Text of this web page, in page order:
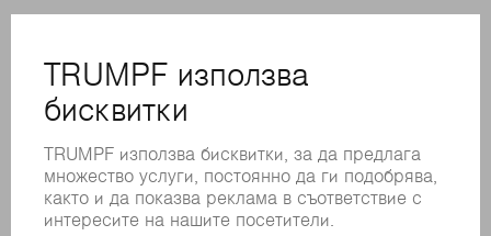
ОНЛАЙН УСЛУГИ
КОНТАКТИ
ФИЛИАЛИ
РЕГИСТРИРАНЕ ЗА БЮЛЕТИН
MYTRUMPF
ИНФОРМАЦИОННИ ЛИСТОВЕ ЗА БЕЗОПАСНОСТ
ПРОДУКТИ